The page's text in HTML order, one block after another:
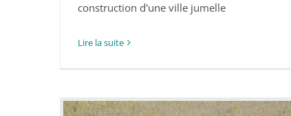
construction d'une ville jumelle
Lire la suite